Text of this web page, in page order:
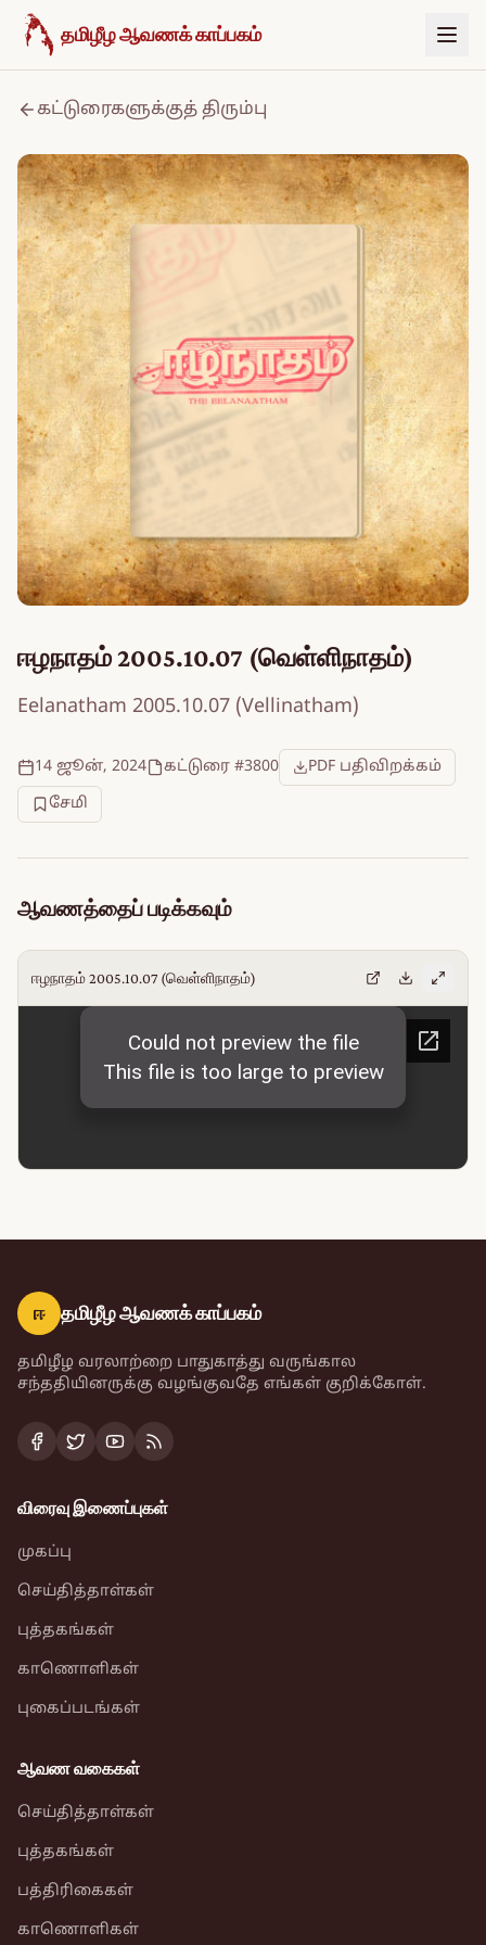
உள்ளடக்கத்திற்குச் செல்க
தமிழீழ ஆவணக் காப்பகம்
கட்டுரைகளுக்குத் திரும்பு
ஈழநாதம் 2005.10.07 (வெள்ளிநாதம்)
Eelanatham 2005.10.07 (Vellinatham)
14 ஜூன், 2024 கட்டுரை #3800
PDF பதிவிறக்கம்
சேமி
ஆவணத்தைப் படிக்கவும்
ஈழநாதம் 2005.10.07 (வெள்ளிநாதம்)
ஈ தமிழீழ ஆவணக் காப்பகம்
தமிழீழ வரலாற்றை பாதுகாத்து வருங்கால
சந்ததியினருக்கு வழங்குவதே எங்கள் குறிக்கோள்.
விரைவு இணைப்புகள்
முகப்பு
செய்தித்தாள்கள்
புத்தகங்கள்
காணொளிகள்
புகைப்படங்கள்
ஆவண வகைகள்
செய்தித்தாள்கள்
புத்தகங்கள்
பத்திரிகைகள்
காணொளிகள்